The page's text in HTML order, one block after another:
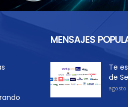
MENSAJES
Te
de
agosto